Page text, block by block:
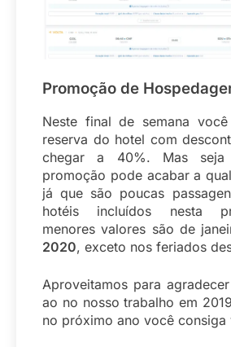
Promoção de
Neste final de semana
reserva do hotel com
chegar a 40%. Mas seja
promoção pode acabar a
já que são poucas
hotéis incluídos nesta
menores valores são de
2020, exceto nos feriados
Aproveitamos para
ao no nosso trabalho em
no próximo ano você consiga